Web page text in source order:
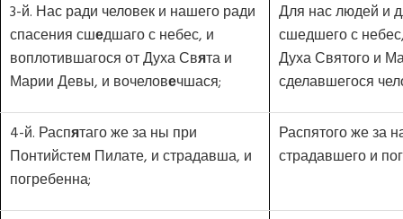
3-й. Нас ради человек и нашего ради
спасения сшедшаго с небес, и
воплотившагося от Духа Свята и
Марии Девы, и вочеловечшася;
Для нас людей и
сшедшего с
Духа Святого и
сделавшегося
4-й. Распятаго же за ны при
Понтийстем Пилате, и страдавша, и
погребенна;
Распятого же за
страдавшего и